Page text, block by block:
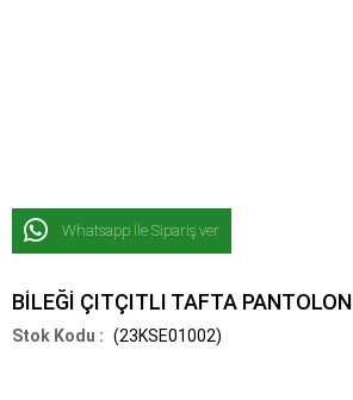
Whatsapp İle Sipariş ver
BİLEĞİ ÇITÇITLI TAFTA PANTOLON
(23KSE01002)